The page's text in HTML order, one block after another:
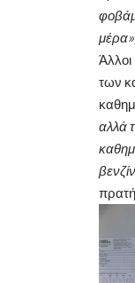
Άλλοι
των
αλλά